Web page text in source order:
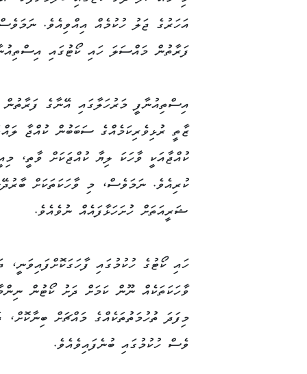
އަހަރުގެ ޖަލު ހުކުމެއް އިއްވިއެވެ.
ފަރާތުން މައްސަލަ ހައި ކޯޓުގައި
އިސްތިއުނާފީ މަރުހަލާގައި އޭނާގެ
ޒާތީ ރުޅިވެރިކަމެއްގެ ސަބަބުން ކުއްޖާ
ކުއްޖާއަކީ ވާހަކަ ލިޔާ ކުއްޖަކަށް ވާތީ،
ކުރިއެވެ. ނަމަވެސް، މި ވާހަކަތަކަށް
ޝަރީއަތަށް ހުށަހަޅާފައެއް ނުވެއެވެ.
ހައި ކޯޓުގެ ހުކުމުގައި
ވާހަކަތަކެއް ނޫން ކަމަށް ދަށު ކޯޓުން
މިފަދަ ތުހުމަތުތަކެއްގެ މައްޗަށް
ވެސް ހުކުމުގައި ބުނެފައިވެއެވެ.